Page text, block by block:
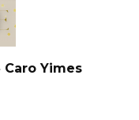
Yimes